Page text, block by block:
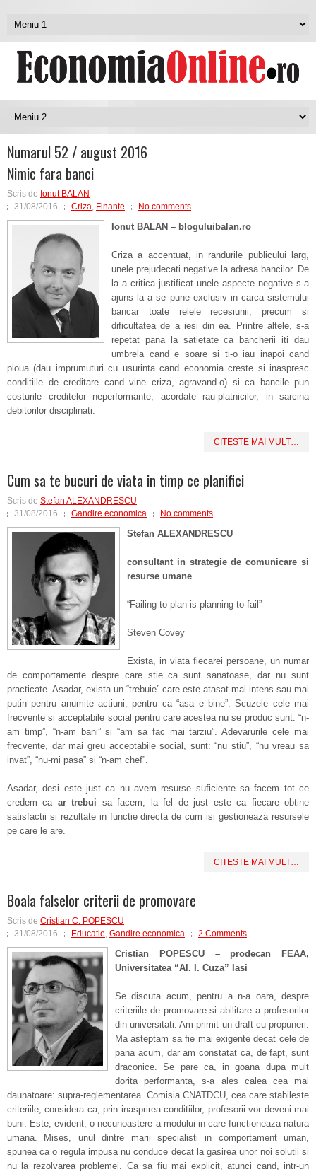
Numarul 52 / august 2016
Nimic fara banci
Scris de Ionut BALAN
31/08/2016
Criza, Finante No comments
Ionut BALAN – bloguluibalan.ro
Criza a accentuat, in randurile publicului larg,
unele prejudecati negative la adresa bancilor. De
la a critica justificat unele aspecte negative s-a
ajuns la a se pune exclusiv in carca sistemului
bancar toate relele recesiunii, precum si
dificultatea de a iesi din ea. Printre altele, s-a
repetat pana la satietate ca bancherii iti dau
umbrela cand e soare si ti-o iau inapoi cand
ploua (dau imprumuturi cu usurinta cand economia creste si inaspresc
conditiile de creditare cand vine criza, agravand-o) si ca bancile pun
costurile creditelor neperformante, acordate rau-platnicilor, in sarcina
debitorilor disciplinati.
CITESTE MAI MULT…
Cum sa te bucuri de viata in timp ce planifici
Scris de Stefan ALEXANDRESCU
31/08/2016
Gandire economica No comments
Stefan ALEXANDRESCU
consultant in strategie de comunicare si
resurse umane
“Failing to plan is planning to fail”
Steven Covey
Exista, in viata fiecarei persoane, un numar
de comportamente despre care stie ca sunt sanatoase, dar nu sunt
practicate. Asadar, exista un “trebuie” care este atasat mai intens sau mai
putin pentru anumite actiuni, pentru ca “asa e bine”. Scuzele cele mai
frecvente si acceptabile social pentru care acestea nu se produc sunt: “n-
am timp”, “n-am bani” si “am sa fac mai tarziu”. Adevarurile cele mai
frecvente, dar mai greu acceptabile social, sunt: “nu stiu”, “nu vreau sa
invat”, “nu-mi pasa” si “n-am chef”.
Asadar, desi este just ca nu avem resurse suficiente sa facem tot ce
credem ca ar trebui sa facem, la fel de just este ca fiecare obtine
satisfactii si rezultate in functie directa de cum isi gestioneaza resursele
pe care le are.
CITESTE MAI MULT…
Boala falselor criterii de promovare
Scris de Cristian C. POPESCU
31/08/2016
Educatie, Gandire economica 2 Comments
Cristian POPESCU – prodecan FEAA,
Universitatea “Al. I. Cuza” Iasi
Se discuta acum, pentru a n-a oara, despre
criteriile de promovare si abilitare a profesorilor
din universitati. Am primit un draft cu propuneri.
Ma asteptam sa fie mai exigente decat cele de
pana acum, dar am constatat ca, de fapt, sunt
draconice. Se pare ca, in goana dupa mult
dorita performanta, s-a ales calea cea mai
daunatoare: supra-reglementarea. Comisia CNATDCU, cea care stabileste
criteriile, considera ca, prin inasprirea conditiilor, profesorii vor deveni mai
buni. Este, evident, o necunoastere a modului in care functioneaza natura
umana. Mises, unul dintre marii specialisti in comportament uman,
spunea ca o regula impusa nu conduce decat la gasirea unor noi solutii si
nu la rezolvarea problemei. Ca sa fiu mai explicit, atunci cand, intr-un